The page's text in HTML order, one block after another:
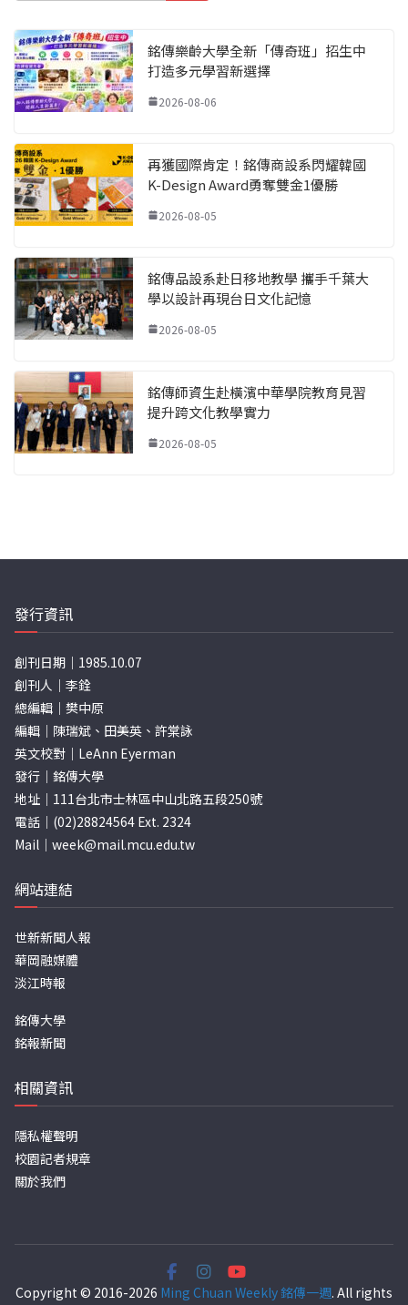
銘傳樂齡大學全新「傳奇班」招生中
打造多元學習新選擇
2026-08-06
再獲國際肯定！銘傳商設系閃耀韓國
K-Design Award勇奪雙金1優勝
2026-08-05
銘傳品設系赴日移地教學 攜手千葉大
學以設計再現台日文化記憶
2026-08-05
銘傳師資生赴橫濱中華學院教育見習
提升跨文化教學實力
2026-08-05
發行資訊
創刊日期｜1985.10.07
創刊人｜李銓
總編輯｜樊中原
編輯｜陳瑞斌、田美英、許棠詠
英文校對｜LeAnn Eyerman
發行｜銘傳大學
地址｜111台北市士林區中山北路五段250號
電話｜(02)28824564 Ext. 2324
Mail｜ week@mail.mcu.edu.tw
網站連結
世新新聞人報
華岡融媒體
淡江時報
銘傳大學
銘報新聞
相關資訊
隱私權聲明
校園記者規章
關於我們
Copyright © 2016-2026 Ming Chuan Weekly 銘傳一週. All rights